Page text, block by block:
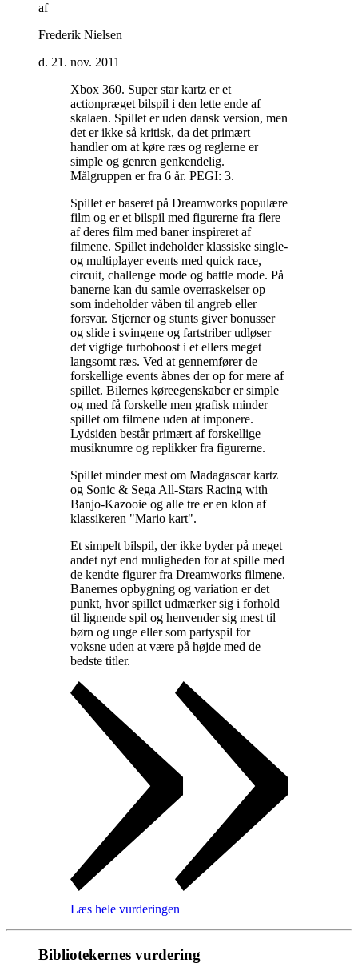
af
Frederik Nielsen
d. 21. nov. 2011
Xbox 360. Super star kartz er et
actionpræget bilspil i den lette ende af
skalaen. Spillet er uden dansk version, men
det er ikke så kritisk, da det primært
handler om at køre ræs og reglerne er
simple og genren genkendelig.
Målgruppen er fra 6 år. PEGI: 3.
Spillet er baseret på Dreamworks populære
film og er et bilspil med figurerne fra flere
af deres film med baner inspireret af
filmene. Spillet indeholder klassiske single-
og multiplayer events med quick race,
circuit, challenge mode og battle mode. På
banerne kan du samle overraskelser op
som indeholder våben til angreb eller
forsvar. Stjerner og stunts giver bonusser
og slide i svingene og fartstriber udløser
det vigtige turboboost i et ellers meget
langsomt ræs. Ved at gennemfører de
forskellige events åbnes der op for mere af
spillet. Bilernes køreegenskaber er simple
og med få forskelle men grafisk minder
spillet om filmene uden at imponere.
Lydsiden består primært af forskellige
musiknumre og replikker fra figurerne.
Spillet minder mest om Madagascar kartz
og Sonic & Sega All-Stars Racing with
Banjo-Kazooie og alle tre er en klon af
klassikeren "Mario kart".
Et simpelt bilspil, der ikke byder på meget
andet nyt end muligheden for at spille med
de kendte figurer fra Dreamworks filmene.
Banernes opbygning og variation er det
punkt, hvor spillet udmærker sig i forhold
til lignende spil og henvender sig mest til
børn og unge eller som partyspil for
voksne uden at være på højde med de
bedste titler.
Læs hele vurderingen
Bibliotekernes vurdering